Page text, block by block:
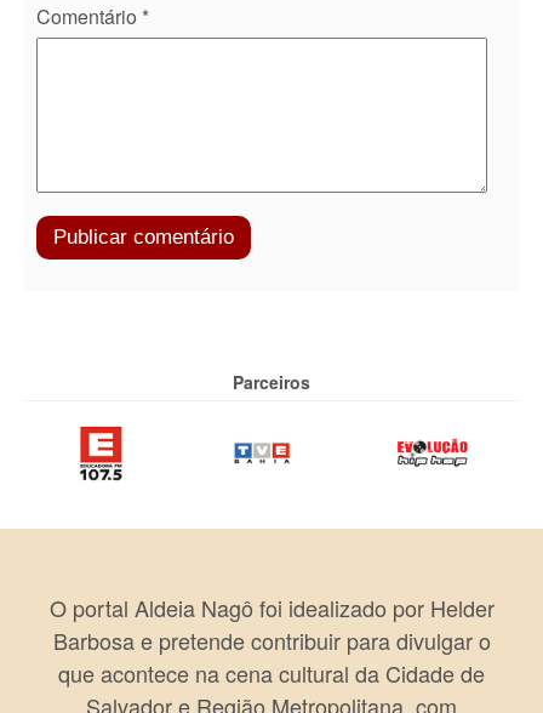
Comentário *
Parceiros
O portal Aldeia Nagô foi idealizado por Helder
Barbosa e pretende contribuir para divulgar o
que acontece na cena cultural da Cidade de
Salvador e Região Metropolitana, com